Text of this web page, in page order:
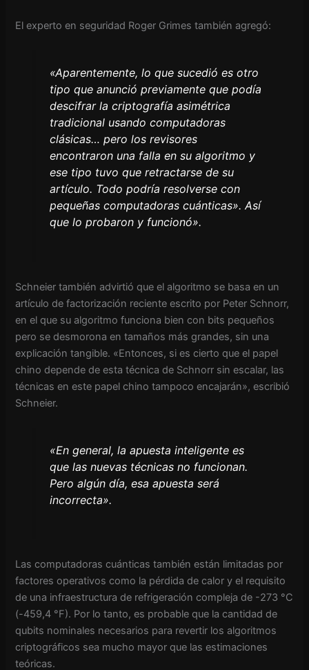
El experto en seguridad Roger Grimes también agregó:
«Aparentemente, lo que sucedió es otro
tipo que anunció previamente que podía
descifrar la criptografía asimétrica
tradicional usando computadoras
clásicas… pero los revisores
encontraron una falla en su algoritmo y
ese tipo tuvo que retractarse de su
artículo. Todo podría resolverse con
pequeñas computadoras cuánticas». Así
que lo probaron y funcionó».
Schneier también advirtió que el algoritmo se basa en un
artículo de factorización reciente escrito por Peter Schnorr,
en el que su algoritmo funciona bien con bits pequeños
pero se desmorona en tamaños más grandes, sin una
explicación tangible. «Entonces, si es cierto que el papel
chino depende de esta técnica de Schnorr sin escalar, las
técnicas en este papel chino tampoco encajarán», escribió
Schneier.
«En general, la apuesta inteligente es
que las nuevas técnicas no funcionan.
Pero algún día, esa apuesta será
incorrecta».
Las computadoras cuánticas también están limitadas por
factores operativos como la pérdida de calor y el requisito
de una infraestructura de refrigeración compleja de -273 °C
(-459,4 °F). Por lo tanto, es probable que la cantidad de
qubits nominales necesarios para revertir los algoritmos
criptográficos sea mucho mayor que las estimaciones
teóricas.